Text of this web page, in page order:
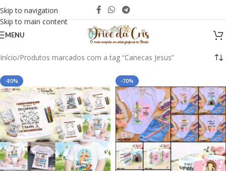
Skip to navigation
Skip to main content
MENU
Início Produtos marcados com a tag “Canecas Jesus”
-80% -70%